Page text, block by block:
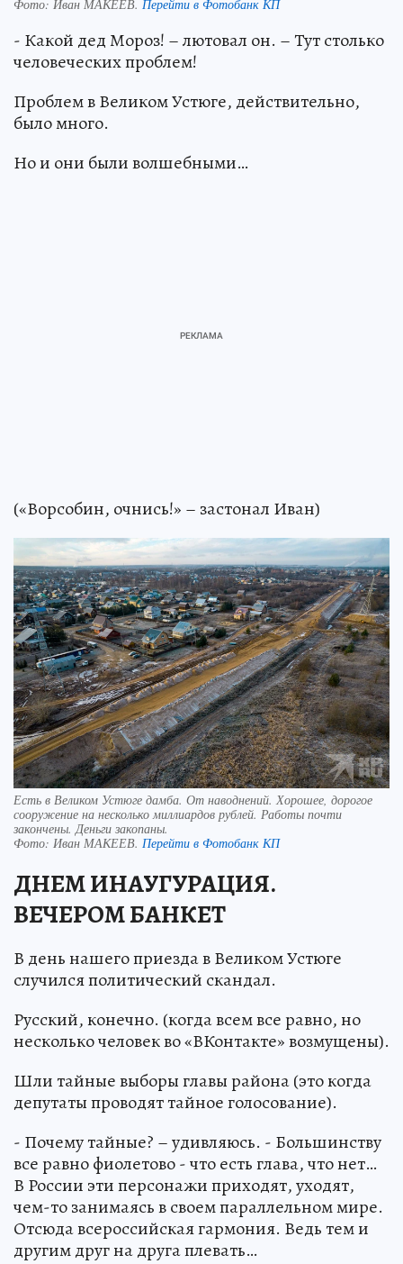
Фото: Иван МАКЕЕВ. Перейти в Фотобанк КП
- Какой дед Мороз! – лютовал он. – Тут столько
человеческих проблем!
Проблем в Великом Устюге, действительно,
было много.
Но и они были волшебными…
(«Ворсобин, очнись!» – застонал Иван)
Есть в Великом Устюге дамба. От наводнений. Хорошее, дорогое
сооружение на несколько миллиардов рублей. Работы почти
закончены. Деньги закопаны.
Фото: Иван МАКЕЕВ. Перейти в Фотобанк КП
ДНЕМ ИНАУГУРАЦИЯ.
ВЕЧЕРОМ БАНКЕТ
В день нашего приезда в Великом Устюге
случился политический скандал.
Русский, конечно. (когда всем все равно, но
несколько человек во «ВКонтакте» возмущены).
Шли тайные выборы главы района (это когда
депутаты проводят тайное голосование).
- Почему тайные? – удивляюсь. - Большинству
все равно фиолетово - что есть глава, что нет…
В России эти персонажи приходят, уходят,
чем-то занимаясь в своем параллельном мире.
Отсюда всероссийская гармония. Ведь тем и
другим друг на друга плевать…